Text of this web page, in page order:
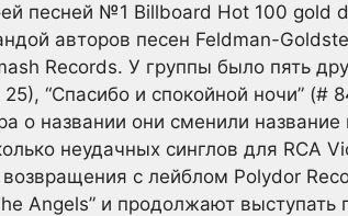
песней №1 Billboard Hot 100 gold
авторов песен Feldman-
Records. У группы было пять
“Спасибо и спокойной ночи” (#
о названии они сменили
неудачных синглов для RCA
с лейблом Polydor
Angels” и продолжают выступать